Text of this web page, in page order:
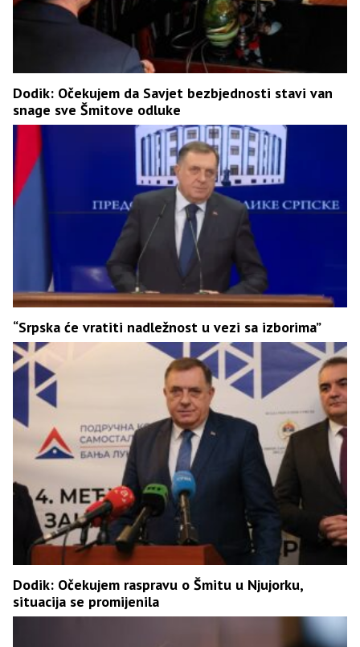
Dodik: Očekujem da Savjet bezbjednosti stavi van
snage sve Šmitove odluke
“Srpska će vratiti nadležnost u vezi sa izborima”
Dodik: Očekujem raspravu o Šmitu u Njujorku,
situacija se promijenila